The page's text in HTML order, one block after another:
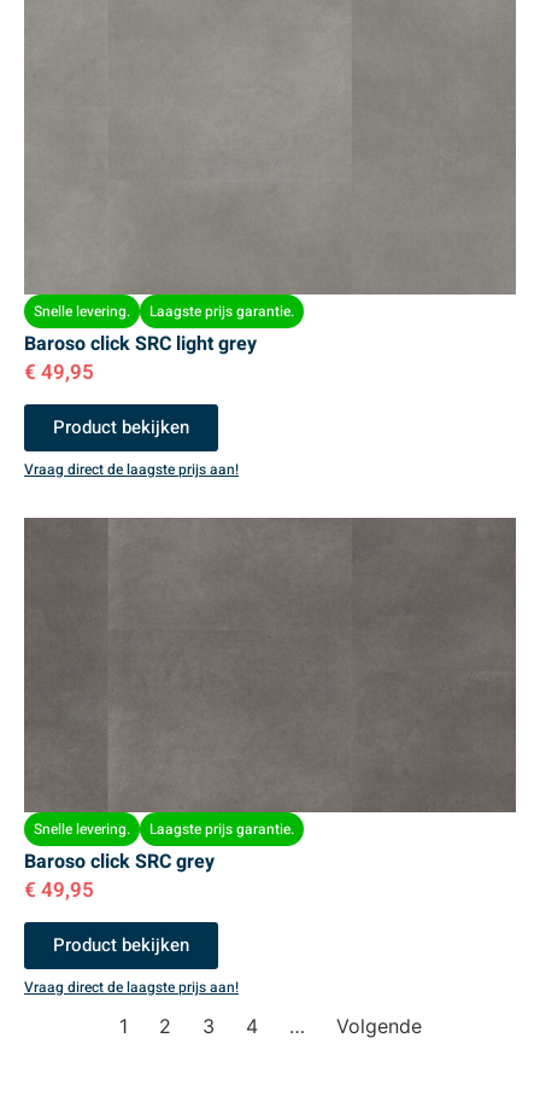
Snelle levering. Laagste prijs garantie.
Baroso click SRC light grey
€ 49,95
Product bekijken
Vraag direct de laagste prijs aan!
Snelle levering. Laagste prijs garantie.
Baroso click SRC grey
€ 49,95
Product bekijken
Vraag direct de laagste prijs aan!
1 2 3 4 … Volgende